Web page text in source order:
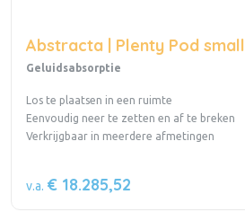
Abstracta | Plenty Pod small
Geluidsabsorptie
Los te plaatsen in een ruimte
Eenvoudig neer te zetten en af te breken
Verkrijgbaar in meerdere afmetingen
v.a. € 18.285,52